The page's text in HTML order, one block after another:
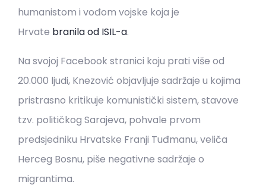
humanistom i vođom vojske koja je
Hrvate branila od ISIL-a.
Na svojoj Facebook stranici koju prati više od
20.000 ljudi, Knezović objavljuje sadržaje u kojima
pristrasno kritikuje komunistički sistem, stavove
tzv. političkog Sarajeva, pohvale prvom
predsjedniku Hrvatske Franji Tuđmanu, veliča
Herceg Bosnu, piše negativne sadržaje o
migrantima.